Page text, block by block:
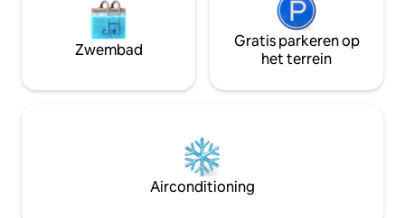
Zwembad
Gratis parkeren op
het terrein
Airconditioning